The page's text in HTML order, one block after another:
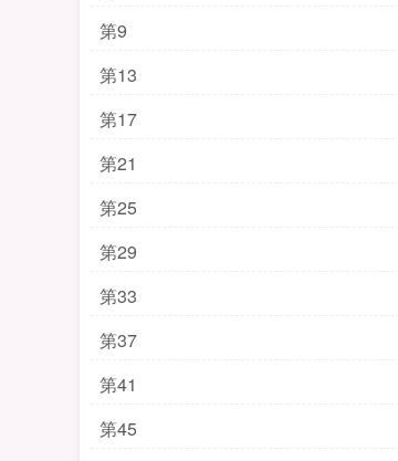
第9
第13
第17
第21
第25
第29
第33
第37
第41
第45